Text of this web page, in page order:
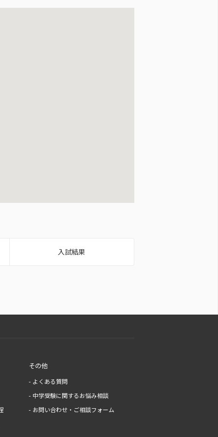
入試結果
その他
よくある質問
中学受験に関するお悩み相談
お問い合わせ・ご相談フォーム